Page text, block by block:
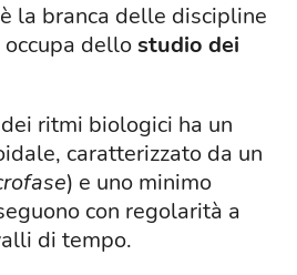
è la branca delle discipline
dellostudio dei
ritmi biologici ha un
caratterizzato da un
) e uno minimo
con regolarità a
di tempo.